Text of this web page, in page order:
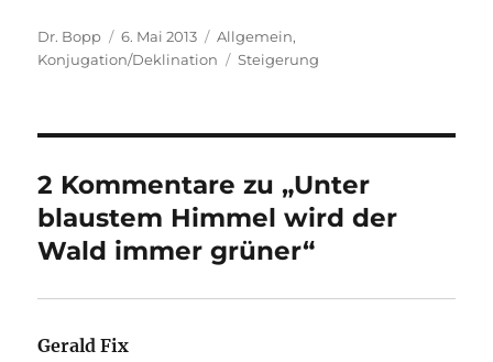
Autor
Dr. Bopp
Veröffentlicht
am
6. Mai 2013 Kategorien
Allgemein,
Konjugation/Deklination
Schlagwörter
Steigerung
2 Kommentare zu „Unter
blaustem Himmel wird der
Wald immer grüner“
Gerald Fix